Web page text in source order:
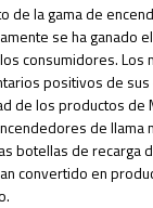
de la gama de
se ha ganado
consumidores. Los
positivos de
de los productos de
de llama
botellas de recarga
convertido en